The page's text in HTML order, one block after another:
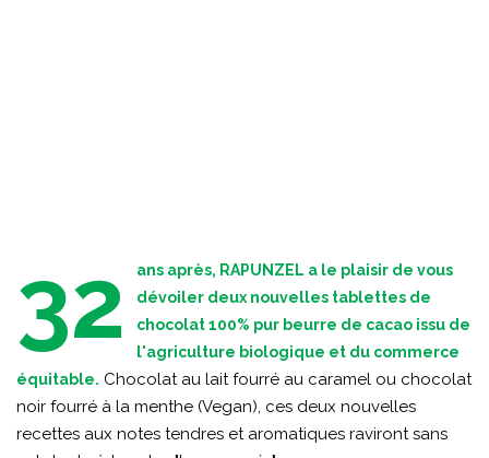
32
ans après, RAPUNZEL a le plaisir de vous
dévoiler deux nouvelles tablettes de
chocolat 100% pur beurre de cacao issu de
l'agriculture biologique et du commerce
équitable. Chocolat au lait fourré au caramel ou chocolat
noir fourré à la menthe (Vegan), ces deux nouvelles
recettes aux notes tendres et aromatiques raviront sans